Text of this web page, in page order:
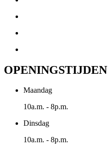
OPENINGSTIJDEN
Maandag
10a.m. - 8p.m.
Dinsdag
10a.m. - 8p.m.